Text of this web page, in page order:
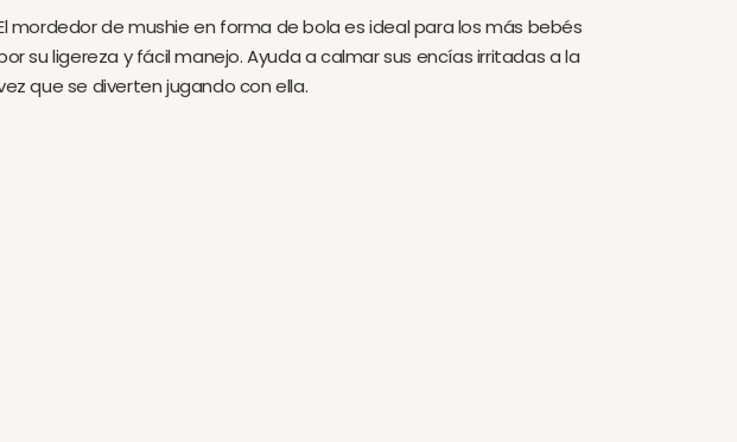
mordedor de mushie en forma de bola es ideal para los más bebés
su ligereza y fácil manejo. Ayuda a calmar sus encías irritadas a la
que se diverten jugando con ella.